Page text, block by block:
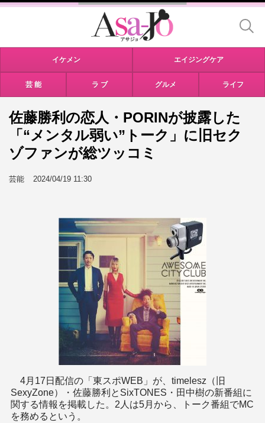
イケメン エイジングケア
芸 能 ラ ブ グルメ ライフ
佐藤勝利の恋人・PORINが披露した
「“メンタル弱い”トーク」に旧セク
ゾファンが総ツッコミ
芸能 2024/04/19 11:30
4月17日配信の「東スポWEB」が、timelesz（旧
SexyZone）・佐藤勝利とSixTONES・田中樹の新番組に
関する情報を掲載した。2人は5月から、トーク番組でMC
を務めるという。